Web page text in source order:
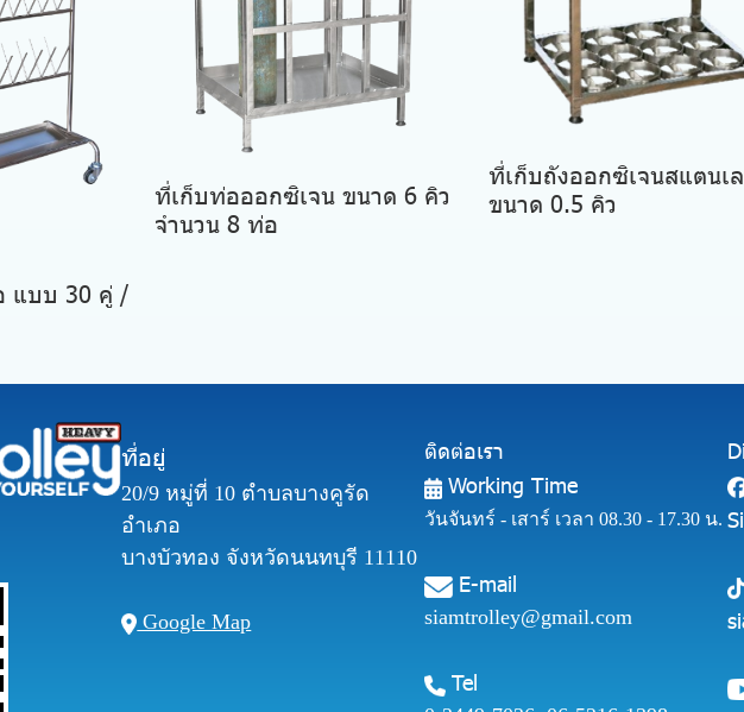
แบบ 30 คู่ /
ที่เก็บท่อออกซิเจน ขนาด 6 คิว
จำนวน 8 ท่อ
ที่เก็บถังออกซิเจนสแตนเ
ขนาด 0.5 คิว
ที่อยู่
20/9 หมู่ที่ 10 ตำบลบางคูรัด
อำเภอ
บางบัวทอง จังหวัดนนทบุรี 11110
Google Map
ติดต่อเรา
Working Time
วันจันทร์ - เสาร์ เวลา 08.30 - 17.30 น.
E-mail
siamtrolley@gmail.com
Tel